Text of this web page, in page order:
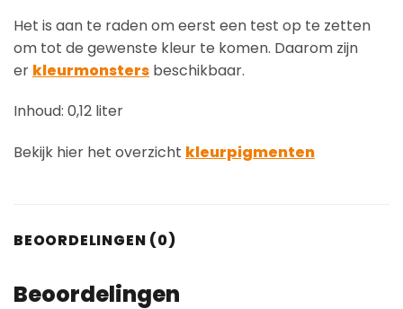
Het is aan te raden om eerst een test op te zetten
om tot de gewenste kleur te komen. Daarom zijn
er kleurmonsters beschikbaar.
Inhoud: 0,12 liter
Bekijk hier het overzicht kleurpigmenten
BEOORDELINGEN (0)
Beoordelingen